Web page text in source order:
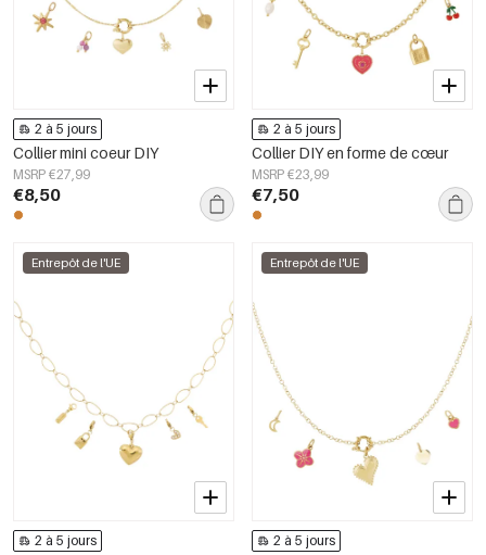
2 à 5 jours
Collier mini coeur DIY
MSRP €27,99
€8,50
2 à 5 jours
Collier DIY en forme de cœur
MSRP €23,99
€7,50
Entrepôt de l'UE
2 à 5 jours
Entrepôt de l'UE
2 à 5 jours